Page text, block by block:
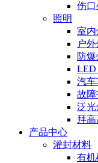
伤口
照明
室内
户
防
LED
汽
故障
泛
拜
产品中心
灌封材料
有